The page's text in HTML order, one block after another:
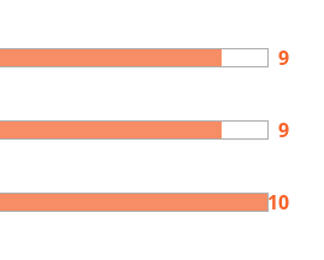
9
9
10